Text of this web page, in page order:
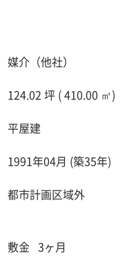
媒介（他社）
124.02 坪 ( 410.00 ㎡)
平屋建
1991年04月 (築35年)
都市計画区域外
敷金 3ヶ月